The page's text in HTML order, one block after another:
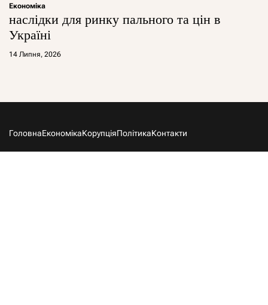
Економіка
наслідки для ринку пального та цін в
Україні
14 Липня, 2026
ГоловнаЕкономікаКорупціяПолітикаКонтакти